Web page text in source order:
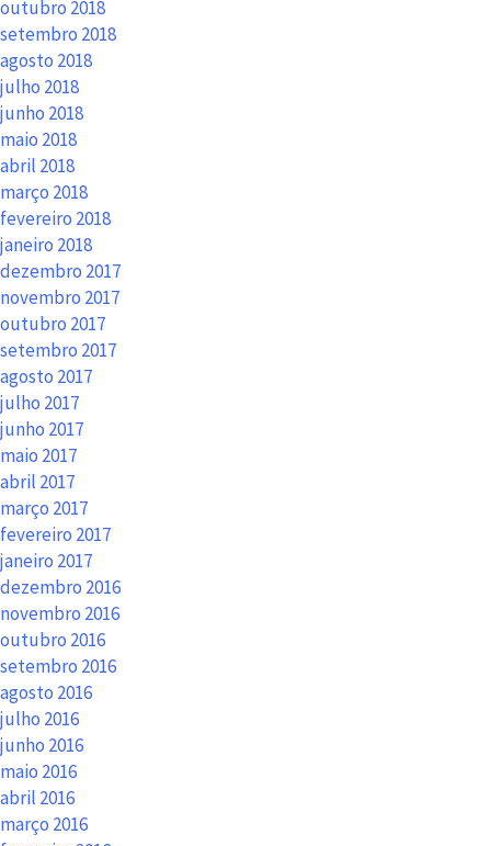
outubro 2018
setembro 2018
agosto 2018
julho 2018
junho 2018
maio 2018
abril 2018
março 2018
fevereiro 2018
janeiro 2018
dezembro 2017
novembro 2017
outubro 2017
setembro 2017
agosto 2017
julho 2017
junho 2017
maio 2017
abril 2017
março 2017
fevereiro 2017
janeiro 2017
dezembro 2016
novembro 2016
outubro 2016
setembro 2016
agosto 2016
julho 2016
junho 2016
maio 2016
abril 2016
março 2016